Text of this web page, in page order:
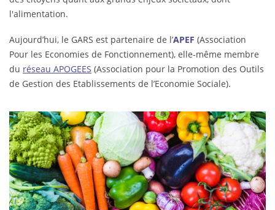
l'alimentation.
Aujourd’hui, le GARS est partenaire de l’APEF (Association
Pour les Economies de Fonctionnement), elle-même membre
du réseau APOGEES (Association pour la Promotion des Outils
de Gestion des Etablissements de l’Economie Sociale).
offre_de_restauration.jpg